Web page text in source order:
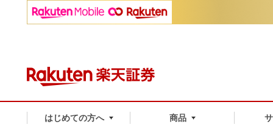
はじめての方へ 商品